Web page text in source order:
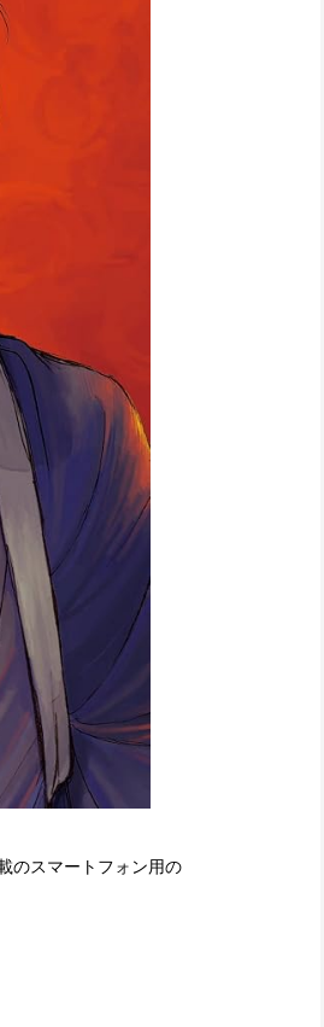
のスマートフォン用の